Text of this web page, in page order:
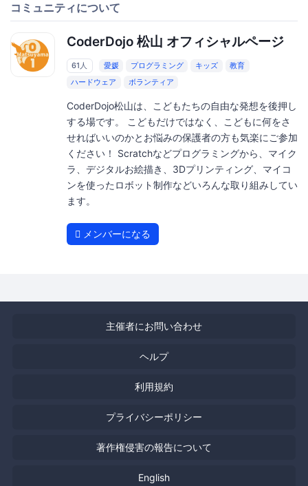
コミュニティについて
CoderDojo 松山 オフィシャルページ
61人 愛媛 プログラミング キッズ
教育
ハードウェア
ボランティア
CoderDojo松山は、こどもたちの自由な発想を後押し
する場です。 こどもだけではなく、こどもに何をさ
せればいいのかとお悩みの保護者の方も気楽にご参加
ください！ Scratchなどプログラミングから、マイク
ラ、デジタルお絵描き、3Dプリンティング、マイコ
ンを使ったロボット制作などいろんな取り組みしてい
ます。
メンバーになる
主催者にお問い合わせ
ヘルプ
利用規約
プライバシーポリシー
著作権侵害の報告について
English